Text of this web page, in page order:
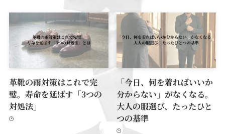
革靴の雨対策はこれで完
璧。寿命を延ばす「3つの
対処法」
「今日、何を着ればいいか
分からない」がなくなる。
大人の服選び、たったひと
つの基準